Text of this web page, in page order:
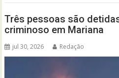
Três pessoas são
criminoso em Mariana
jul 30, 2026 Redação